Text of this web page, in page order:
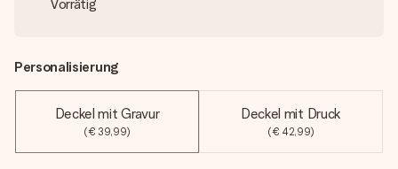
Vorrätig
Personalisierung
Deckel mit Gravur
(€ 39,99)
Deckel mit Druck
(€ 42,99)